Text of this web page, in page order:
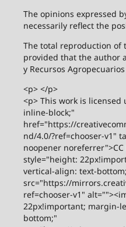
The opinions expressed
necessarily reflect the
The total reproduction of
provided that the author
y Recursos
<p> </p>
<p> This work is licensed
inline-block;"
href="https://
nd/4.0/?ref=chooser-v1"
noopener noreferrer">CC
style="height:
vertical-align: text-
src="https://
ref=chooser-v1"
22px!important; margin-
bottom;"